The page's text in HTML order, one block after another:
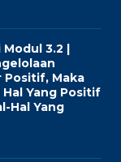
3.2 |
Positif, Maka
Yang Positif
Hal Yang